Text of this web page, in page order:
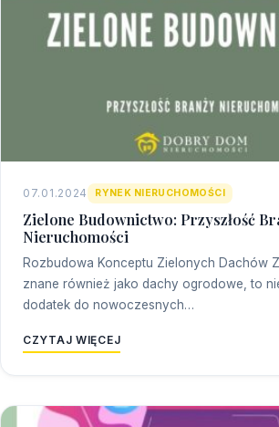
07.01.2024 RYNEK NIERUCHOMOŚCI
Zielone Budownictwo: Przyszłość
Nieruchomości
Rozbudowa Konceptu Zielonych Dachów
znane również jako dachy ogrodowe, to
dodatek do nowoczesnych…
CZYTAJ WIĘCEJ